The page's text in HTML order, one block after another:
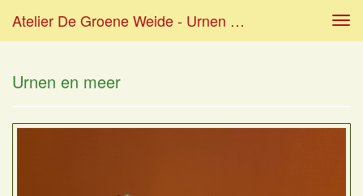
Atelier De Groene Weide - Urnen En Meer
Urnen en meer